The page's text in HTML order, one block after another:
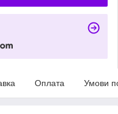
Оплата Умови